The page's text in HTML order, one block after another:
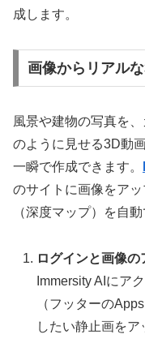
成します。
画像からリアル
風景や建物の写真を
のように見せる3D動
一瞬で作成できます。
のサイトに画像をア
（深度マップ）を自
ログインと画像の
Immersity AIにア
（フッターの
したい静止画をア